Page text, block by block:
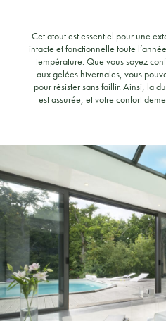
Cet atout est essentiel pour une
intacte et fonctionnelle toute
température. Que vous soyez
aux gelées hivernales, vous
pour résister sans faillir. Ainsi, la
est assurée, et votre confort